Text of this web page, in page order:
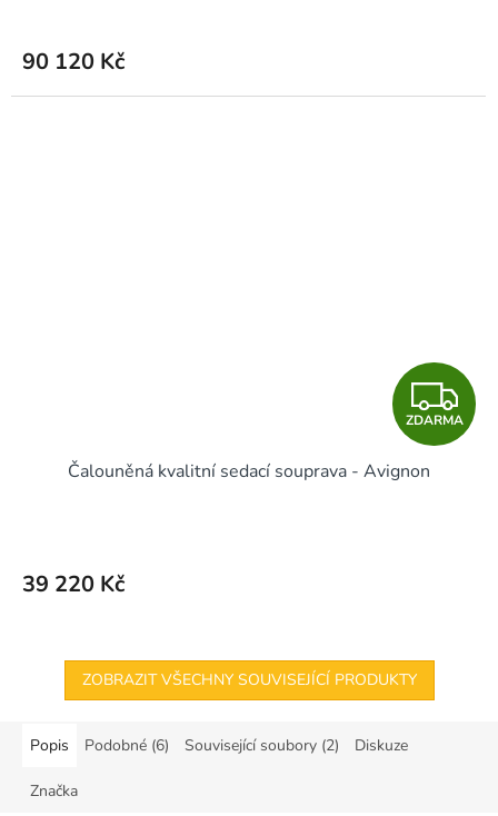
A
90 120 Kč
Z
D
ZDARMA
Čalouněná kvalitní sedací souprava - Avignon
39 220 Kč
ZOBRAZIT VŠECHNY SOUVISEJÍCÍ PRODUKTY
Popis Podobné (6) Související soubory (2) Diskuze
Značka